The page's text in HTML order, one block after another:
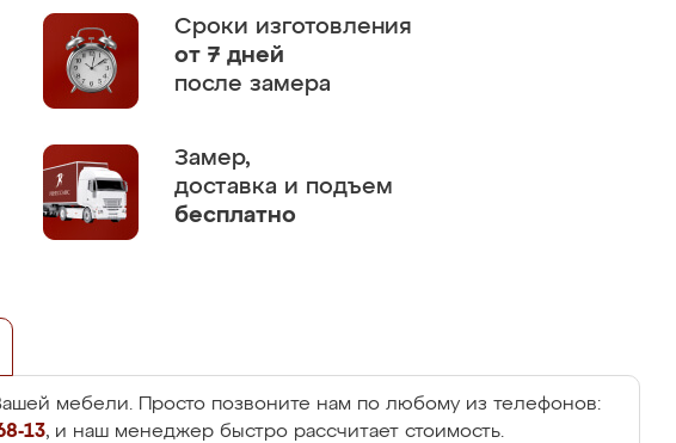
Сроки изготовления
от 7 дней
после замера
Замер,
доставка и подъем
бесплатно
мебели. Просто позвоните нам по любому из телефонов:
13, и наш менеджер быстро рассчитает стоимость.